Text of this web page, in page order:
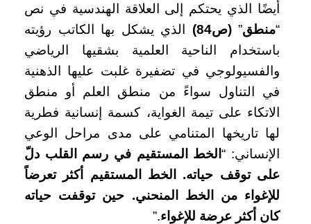
أيضًا الذي يحتكم إلى العلاقة الهندسية في نص
“منطق”(ص84)
الذي يشكل بها الكاتب رؤيته
باستخدام الناحية العلمية بشقيها الرياضي
والفسيولوجي في تضفيرة غلبت عليها الذهنية
في التناول سواءً من منطق العلم أو منطق
الاتكاء على تيمة الغواية، كسمة إنسانية فطرية
لها تاريخها المتنامي على مدى مراحل الوعي
الإنساني: “الخط المستقيم في رسم القلب دلّ
على توقف حياته. الخط المستقيم أكثر تعرضاً
للإغواء من الخط المنحني. حين توقفت حياته
كان أكثر عرضة للإغواء.”